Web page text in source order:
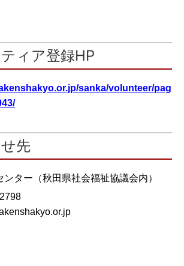
ィア登録HP
sanka/volunteer/pag
先
ター（秋田県社会福祉協議会内）